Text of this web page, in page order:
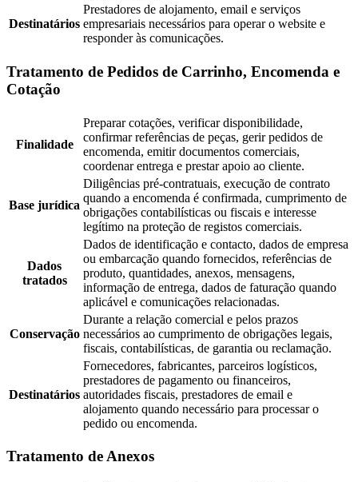
Destinatários
Prestadores de alojamento, email e serviços
empresariais necessários para operar o website e
responder às comunicações.
Tratamento de Pedidos de Carrinho, Encomenda e
Cotação
Finalidade
Preparar cotações, verificar disponibilidade,
confirmar referências de peças, gerir pedidos de
encomenda, emitir documentos comerciais,
coordenar entrega e prestar apoio ao cliente.
Base jurídica
Diligências pré-contratuais, execução de contrato
quando a encomenda é confirmada, cumprimento de
obrigações contabilísticas ou fiscais e interesse
legítimo na proteção de registos comerciais.
Dados
tratados
Dados de identificação e contacto, dados de empresa
ou embarcação quando fornecidos, referências de
produto, quantidades, anexos, mensagens,
informação de entrega, dados de faturação quando
aplicável e comunicações relacionadas.
Conservação
Durante a relação comercial e pelos prazos
necessários ao cumprimento de obrigações legais,
fiscais, contabilísticas, de garantia ou reclamação.
Destinatários
Fornecedores, fabricantes, parceiros logísticos,
prestadores de pagamento ou financeiros,
autoridades fiscais, prestadores de email e
alojamento quando necessário para processar o
pedido ou encomenda.
Tratamento de Anexos